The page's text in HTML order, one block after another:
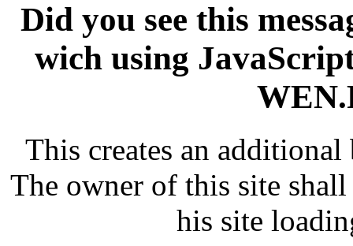
Did you see this
wich using
This creates an
The owner of this site
his site